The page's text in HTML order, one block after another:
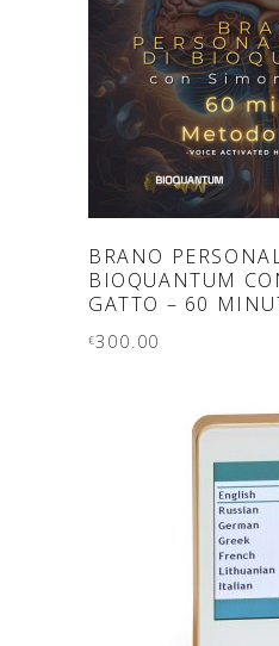
AGGIUNGI AL
BRANO
BIOQUANTUM
GATTO – 60
€300.00